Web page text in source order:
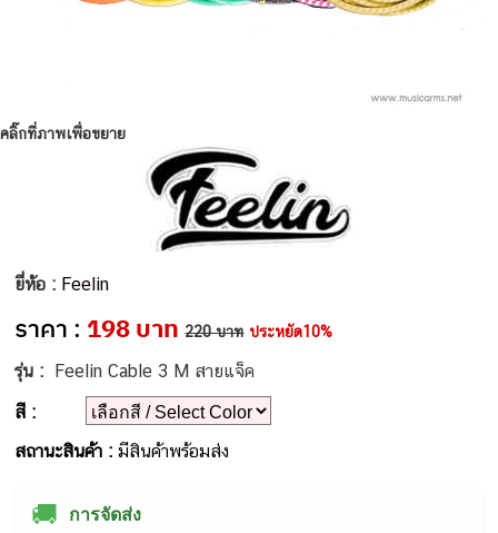
คลิ๊กที่ภาพเพื่อขยาย
ยี่ห้อ : Feelin
ราคา : 198 บาท 220 บาท ประหยัด10%
รุ่น :
Feelin Cable 3 M สายแจ็ค
สี :
สถานะสินค้า :มีสินค้าพร้อมส่ง
🚚 การจัดส่ง